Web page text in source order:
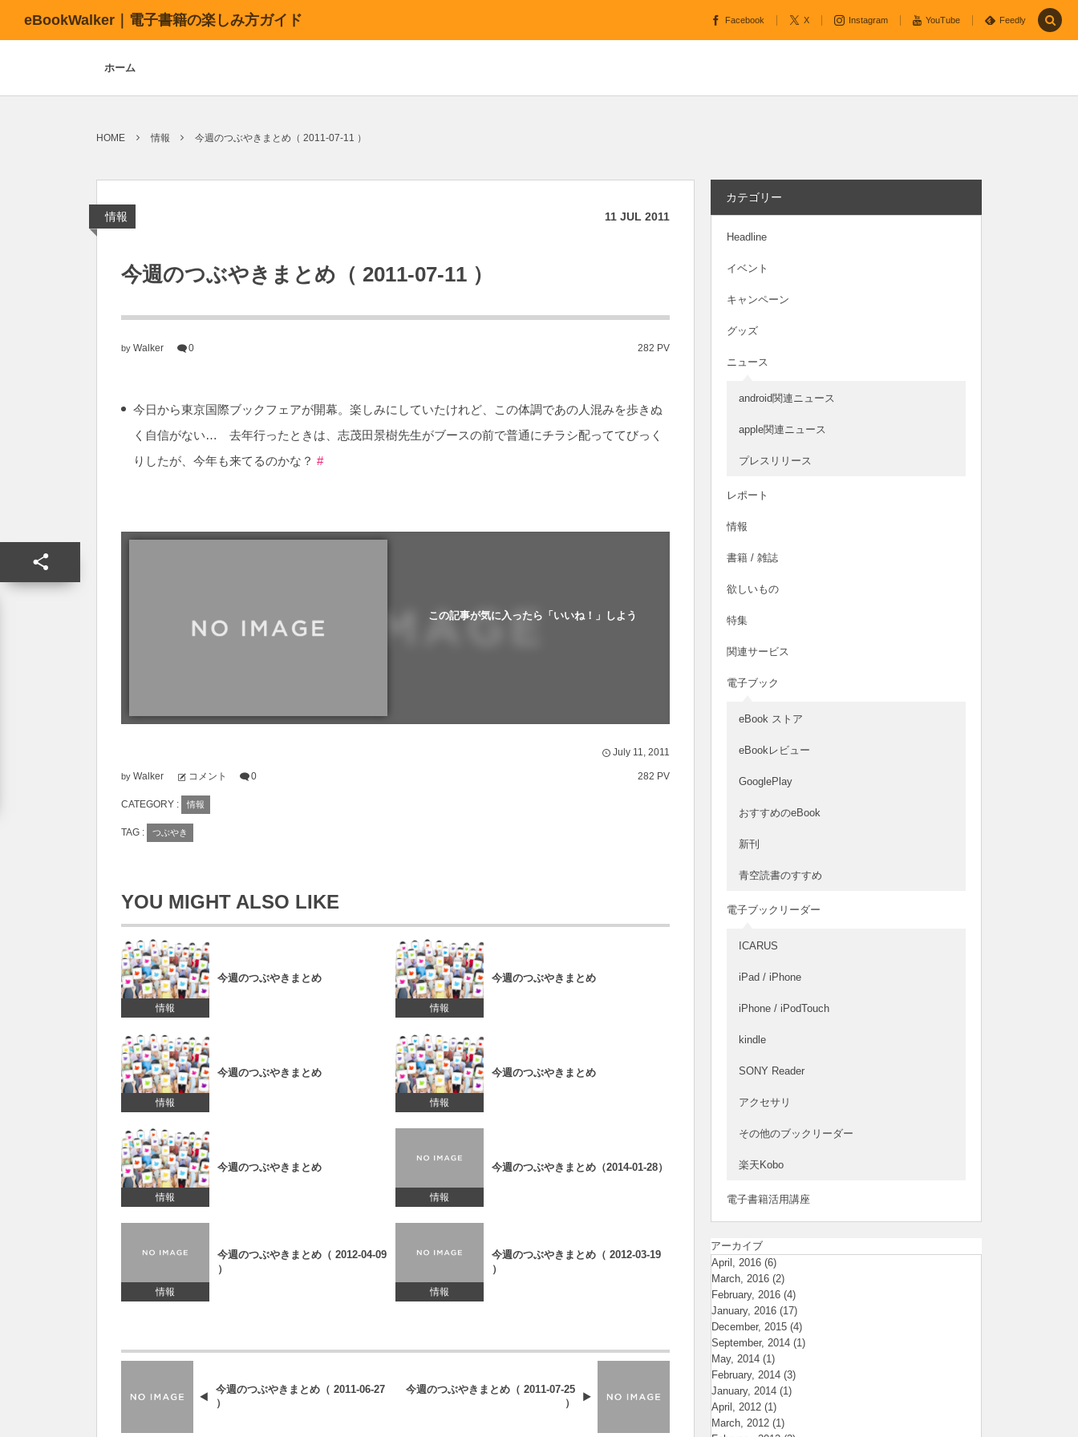
eBookWalker｜電子書籍の楽しみ方ガイド Facebook X Instagram YouTube Feedly
ホーム
HOME 情報 今週のつぶやきまとめ（ 2011-07-11 ）
情報 11 JUL 2011
今週のつぶやきまとめ（ 2011-07-11 ）
by Walker 0 282 PV
今日から東京国際ブックフェアが開幕。楽しみにしていたけれど、この体調であの人混みを歩きぬ
く自信がない… 去年行ったときは、志茂田景樹先生がブースの前で普通にチラシ配っててびっく
りしたが、今年も来てるのかな？ #
この記事が気に入ったら「いいね！」しよう
July 11, 2011
by Walker コメント 0 282 PV
CATEGORY : 情報
TAG : つぶやき
YOU MIGHT ALSO LIKE
情報
今週のつぶやきまとめ
情報
今週のつぶやきまとめ
情報
今週のつぶやきまとめ
情報
今週のつぶやきまとめ
情報
今週のつぶやきまとめ
情報
今週のつぶやきまとめ（2014-01-28）
情報
今週のつぶやきまとめ（ 2012-04-09
）
情報
今週のつぶやきまとめ（ 2012-03-19
）
今週のつぶやきまとめ（ 2011-06-27
）
今週のつぶやきまとめ（ 2011-07-25
）
カテゴリー
Headline
イベント
キャンペーン
グッズ
ニュース
android関連ニュース
apple関連ニュース
プレスリリース
レポート
情報
書籍 / 雑誌
欲しいもの
特集
関連サービス
電子ブック
eBook ストア
eBookレビュー
GooglePlay
おすすめのeBook
新刊
青空読書のすすめ
電子ブックリーダー
ICARUS
iPad / iPhone
iPhone / iPodTouch
kindle
SONY Reader
アクセサリ
その他のブックリーダー
楽天Kobo
電子書籍活用講座
アーカイブ
April, 2016 (6)
March, 2016 (2)
February, 2016 (4)
January, 2016 (17)
December, 2015 (4)
September, 2014 (1)
May, 2014 (1)
February, 2014 (3)
January, 2014 (1)
April, 2012 (1)
March, 2012 (1)